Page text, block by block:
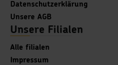
Datenschutzerklärung
Unsere AGB
Unsere Filialen
Alle filialen
Impressum